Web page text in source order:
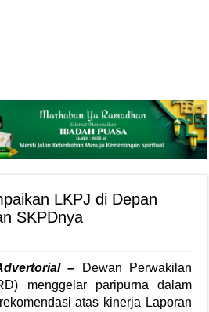
LKPJ di Depan
SKPDnya
–
Dewan Perwakilan
menggelar paripurna dalam
atas kinerja Laporan